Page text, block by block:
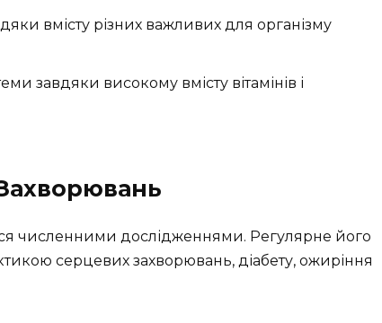
вмісту різних важливих для організму
завдяки високому вмісту вітамінів і
численними дослідженнями. Регулярне його
серцевих захворювань, діабету, ожиріння